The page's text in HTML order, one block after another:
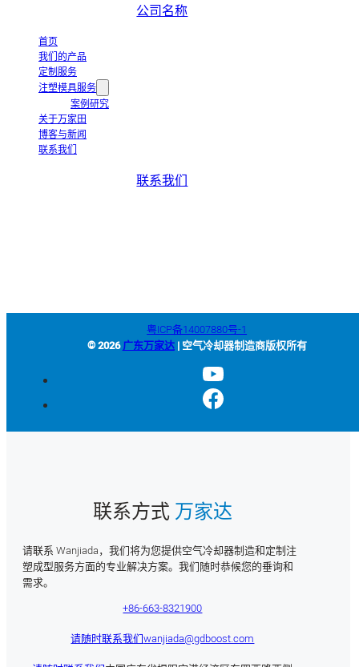
公司名称
首页
我们的产品
定制服务
注塑模具服务
案例研究
关于万家田
博客与新闻
联系我们
联系我们
粤ICP备14007880号-1
© 2026广东万家达| 空气冷却器制造商版权所有
联系方式 万家达
请联系 Wanjiada，我们将为您提供空气冷却器制造和定制注
塑成型服务方面的专业解决方案。我们随时恭候您的垂询和
需求。
+86-663-8321900
请随时联系我们wanjiada@gdboost.com